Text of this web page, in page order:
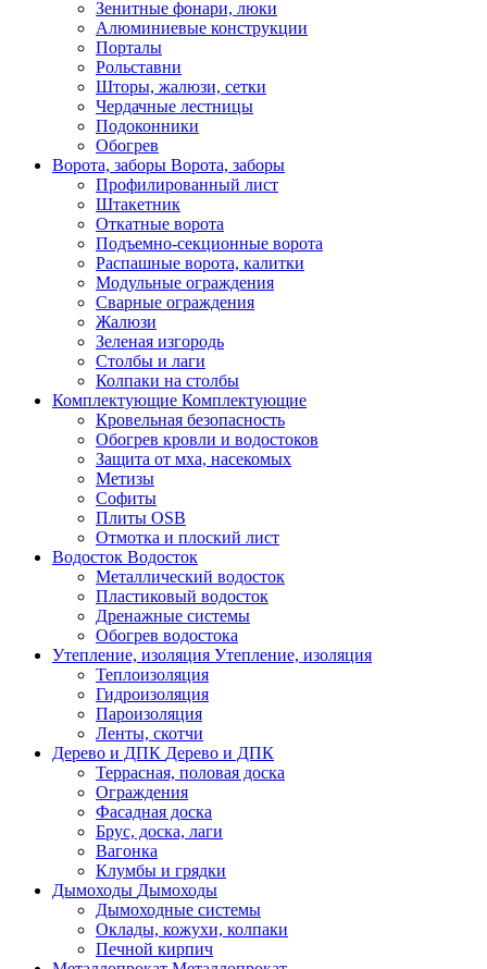
Зенитные фонари, люки
Алюминиевые конструкции
Порталы
Рольставни
Шторы, жалюзи, сетки
Чердачные лестницы
Подоконники
Обогрев
Ворота, заборы Ворота, заборы
Профилированный лист
Штакетник
Откатные ворота
Подъемно-секционные ворота
Распашные ворота, калитки
Модульные ограждения
Сварные ограждения
Жалюзи
Зеленая изгородь
Столбы и лаги
Колпаки на столбы
Комплектующие Комплектующие
Кровельная безопасность
Обогрев кровли и водостоков
Защита от мха, насекомых
Метизы
Софиты
Плиты OSB
Отмотка и плоский лист
Водосток Водосток
Металлический водосток
Пластиковый водосток
Дренажные системы
Обогрев водостока
Утепление, изоляция Утепление, изоляция
Теплоизоляция
Гидроизоляция
Пароизоляция
Ленты, скотчи
Дерево и ДПК Дерево и ДПК
Террасная, половая доска
Ограждения
Фасадная доска
Брус, доска, лаги
Вагонка
Клумбы и грядки
Дымоходы Дымоходы
Дымоходные системы
Оклады, кожухи, колпаки
Печной кирпич